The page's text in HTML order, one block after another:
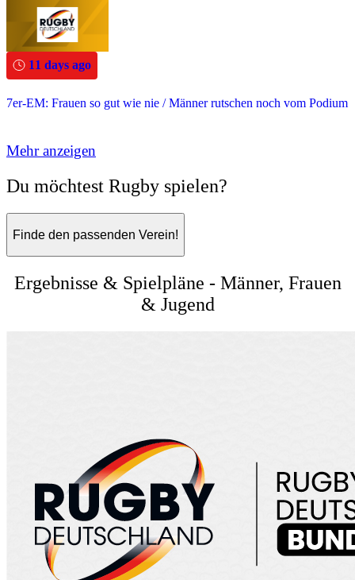
11 days ago
7er-EM: Frauen so gut wie nie / Männer rutschen noch vom Podium
Mehr anzeigen
Du möchtest Rugby spielen?
Finde den passenden Verein!
Ergebnisse & Spielpläne - Männer, Frauen
& Jugend